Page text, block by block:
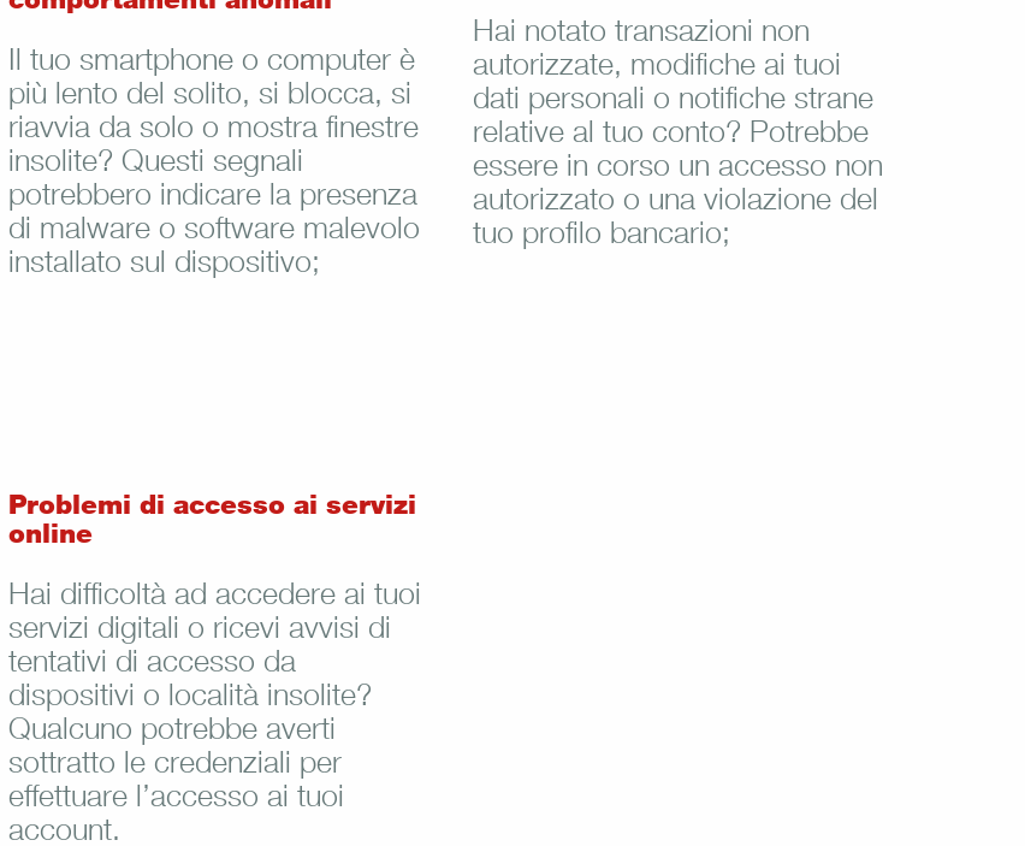
Il tuo smartphone o computer è
più lento del solito, si blocca, si
riavvia da solo o mostra finestre
insolite? Questi segnali
potrebbero indicare la presenza
di malware o software malevolo
installato sul dispositivo;
Hai notato transazioni non
autorizzate, modifiche ai tuoi
dati personali o notifiche strane
relative al tuo conto? Potrebbe
essere in corso un accesso non
autorizzato o una violazione del
tuo profilo bancario;
Problemi di accesso ai servizi
online
Hai difficoltà ad accedere ai tuoi
servizi digitali o ricevi avvisi di
tentativi di accesso da
dispositivi o località insolite?
Qualcuno potrebbe averti
sottratto le credenziali per
effettuare l’accesso ai tuoi
account.